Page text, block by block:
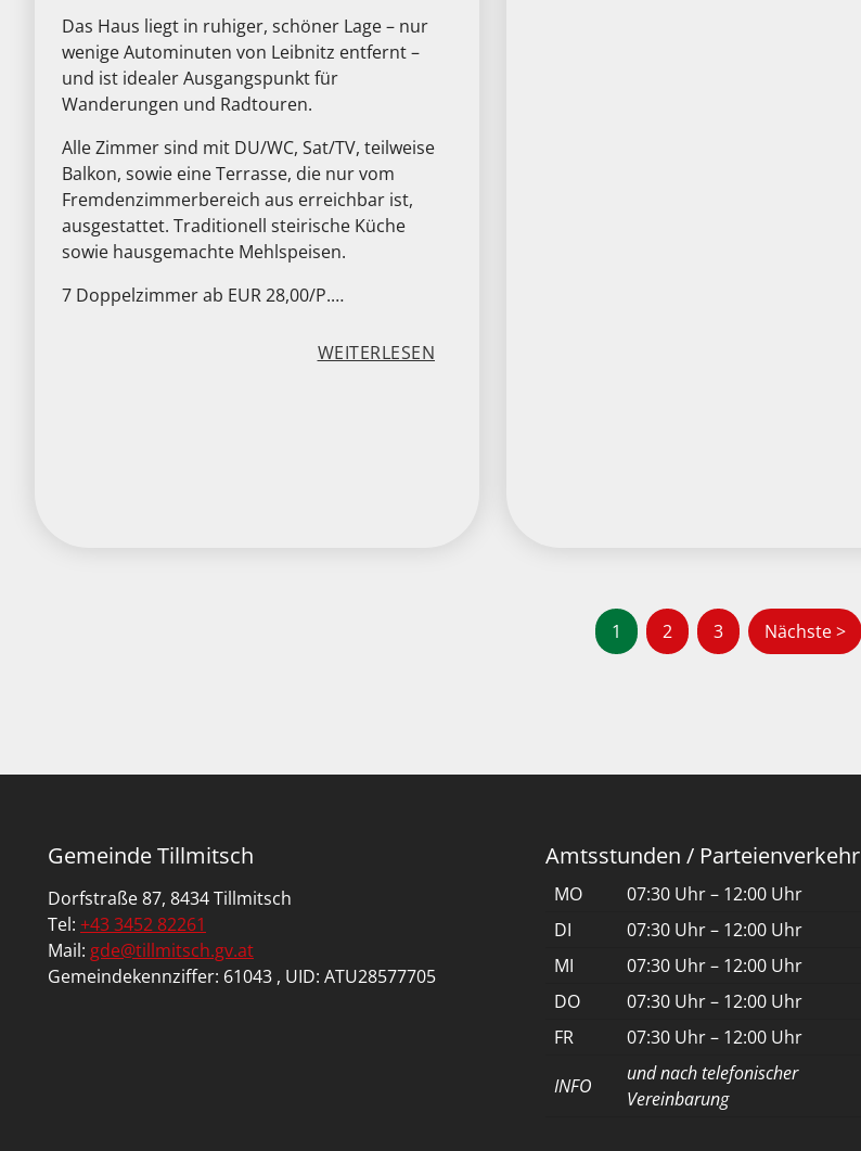
Das Haus liegt in ruhiger, schöner Lage – nur
wenige Autominuten von Leibnitz entfernt –
und ist idealer Ausgangspunkt für
Wanderungen und Radtouren.
Alle Zimmer sind mit DU/WC, Sat/TV, teilweise
Balkon, sowie eine Terrasse, die nur vom
Fremdenzimmerbereich aus erreichbar ist,
ausgestattet. Traditionell steirische Küche
sowie hausgemachte Mehlspeisen.
7 Doppelzimmer ab EUR 28,00/P.…
WEITERLESEN
I
n
n
u
m
1 2 3 Nächste >
Gemeinde Tillmitsch
Dorfstraße 87, 8434 Tillmitsch
Tel: +43 3452 82261
Mail: gde@tillmitsch.gv.at
Gemeindekennziffer: 61043 , UID: ATU28577705
Amtsstunden / Parteienverkehr
MO
07:30 Uhr – 12:00 Uhr
DI
07:30 Uhr – 12:00 Uhr
MI
07:30 Uhr – 12:00 Uhr
DO
07:30 Uhr – 12:00 Uhr
FR
07:30 Uhr – 12:00 Uhr
INFO
und nach telefonischer
Vereinbarung